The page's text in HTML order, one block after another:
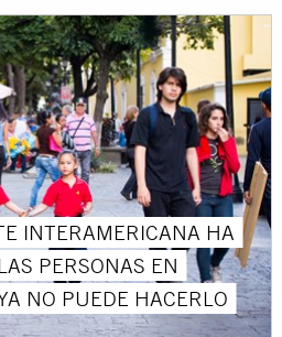
INTERAMERICANA HA
PERSONAS EN
NO PUEDE HACERLO